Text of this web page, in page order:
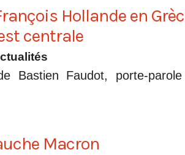
Hollande en
centrale
Bastien Faudot, porte-
Macron